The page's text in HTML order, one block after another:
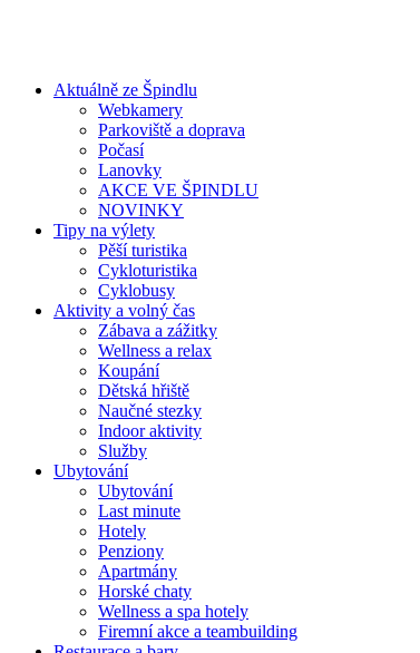
Aktuálně ze Špindlu
Webkamery
Parkoviště a doprava
Počasí
Lanovky
AKCE VE ŠPINDLU
NOVINKY
Tipy na výlety
Pěší turistika
Cykloturistika
Cyklobusy
Aktivity a volný čas
Zábava a zážitky
Wellness a relax
Koupání
Dětská hřiště
Naučné stezky
Indoor aktivity
Služby
Ubytování
Ubytování
Last minute
Hotely
Penziony
Apartmány
Horské chaty
Wellness a spa hotely
Firemní akce a teambuilding